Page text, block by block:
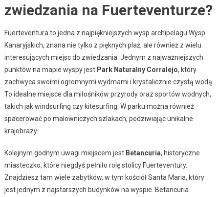
zwiedzania na Fuerteventurze?
Fuerteventura to jedna z najpiękniejszych wysp archipelagu Wysp
Kanaryjskich, znana nie tylko z pięknych plaż, ale również z wielu
interesujących miejsc do zwiedzania. Jednym z najważniejszych
punktów na mapie wyspy jest Park Naturalny Corralejo, który
zachwyca swoimi ogromnymi wydmami i krystalicznie czystą wodą.
To idealne miejsce dla miłośników przyrody oraz sportów wodnych,
takich jak windsurfing czy kitesurfing. W parku można również
spacerować po malowniczych szlakach, podziwiając unikalne
krajobrazy.
Kolejnym godnym uwagi miejscem jest Betancuria, historyczne
miasteczko, które niegdyś pełniło rolę stolicy Fuerteventury.
Znajdziesz tam wiele zabytków, w tym kościół Santa Maria, który
jest jednym z najstarszych budynków na wyspie. Betancuria